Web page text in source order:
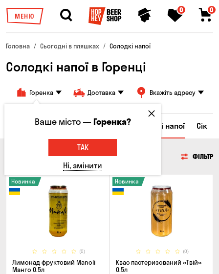
МЕНЮ
0 0
Головна Сьогодні в пляшках Солодкі напої
Солодкі напої в Горенці
Горенка Доставка Вкажіть адресу
Вода Енергетичні напої Солодкі напої Сік
СОЛОДКІ НАПОЇ ФІЛЬТР
(0)
Новинка
Лимонад фруктовий Manoli
Манго 0.5л
(0)
Новинка
Квас пастеризований «Твій»
0.5л
Ваше місто —Горенка?
ТАК
Ні, змінити